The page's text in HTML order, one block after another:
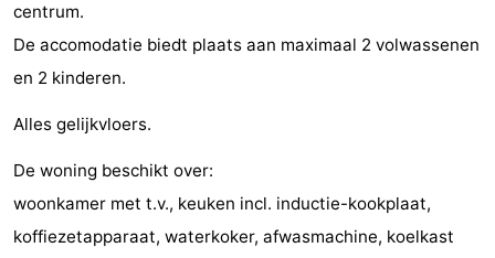
Binnenspeeltuinen
-
Bowlen
Wellness
centra
Dorpen
Steden
Rondleidingen
centrum.
De accomodatie biedt plaats aan maximaal 2 volwassenen
en 2 kinderen.
Alles gelijkvloers.
De woning beschikt over:
woonkamer met t.v., keuken incl. inductie-kookplaat,
koffiezetapparaat, waterkoker, afwasmachine, koelkast